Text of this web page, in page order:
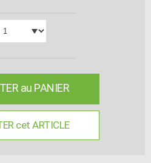
au PANIER
cet ARTICLE